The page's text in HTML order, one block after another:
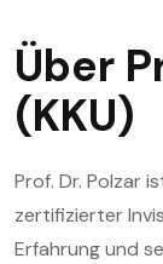
Über
(KKU)
Prof. Dr. Polzar
zertifizierter
Erfahrung und